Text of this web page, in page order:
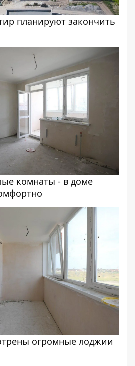
планируют закончить
комнаты - в доме
огромные лоджии